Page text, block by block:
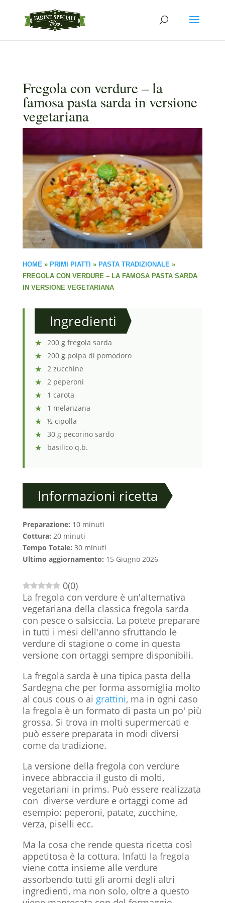
Fregola con verdure – la
famosa pasta sarda in versione
vegetariana
HOME » PRIMI PIATTI » PASTA TRADIZIONALE »
FREGOLA CON VERDURE – LA FAMOSA PASTA SARDA
IN VERSIONE VEGETARIANA
Ingredienti
200 g fregola sarda
200 g polpa di pomodoro
2 zucchine
2 peperoni
1 carota
1 melanzana
½ cipolla
30 g pecorino sardo
basilico q.b.
Informazioni ricetta
Preparazione: 10 minuti
Cottura: 20 minuti
Tempo Totale: 30 minuti
Ultimo aggiornamento: 15 Giugno 2026
0(0)
La fregola con verdure è un'alternativa
vegetariana della classica fregola sarda
con pesce o salsiccia. La potete preparare
in tutti i mesi dell'anno sfruttando le
verdure di stagione o come in questa
versione con ortaggi sempre disponibili.
La fregola sarda è una tipica pasta della
Sardegna che per forma assomiglia molto
al cous cous o ai grattini, ma in ogni caso
la fregola è un formato di pasta un po' più
grossa. Si trova in molti supermercati e
può essere preparata in modi diversi
come da tradizione.
La versione della fregola con verdure
invece abbraccia il gusto di molti,
vegetariani in prims. Può essere realizzata
con diverse verdure e ortaggi come ad
esempio: peperoni, patate, zucchine,
verza, piselli ecc.
Ma la cosa che rende questa ricetta così
appetitosa è la cottura. Infatti la fregola
viene cotta insieme alle verdure
assorbendo tutti gli aromi degli altri
ingredienti, ma non solo, oltre a questo